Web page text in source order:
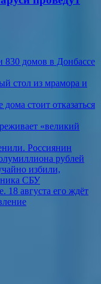
830 домов в Донбассе
стол из мрамора и
стоит отказаться
«великий
Россиянин
рублей
избили,
СБУ
18 августа его ждёт